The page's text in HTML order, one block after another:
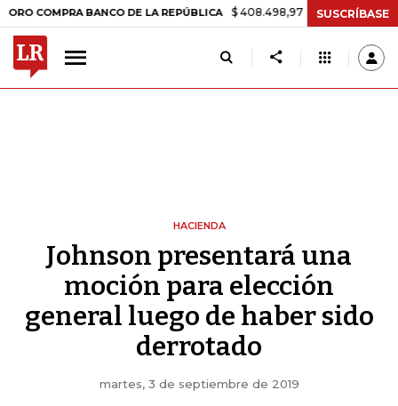
BANCO DE LA REPÚBLICA $ 408.498,97 +$ 8.753,81 +2,19%
SUSCRÍBASE
HACIENDA
Johnson presentará una
moción para elección
general luego de haber sido
derrotado
martes, 3 de septiembre de 2019